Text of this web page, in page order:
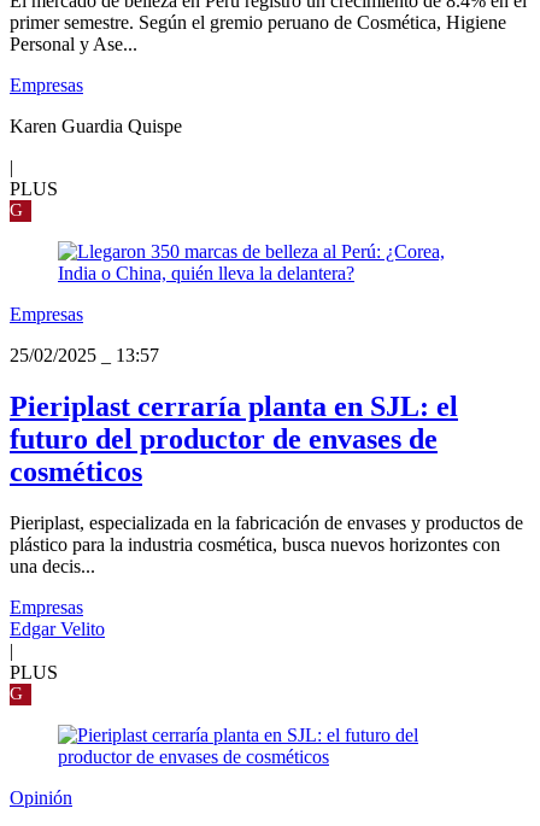
primer semestre. Según el gremio peruano de Cosmética, Higiene
Personal y Ase...
Empresas
Karen Guardia Quispe
|
PLUS
G
Empresas
25/02/2025
13:57
Pieriplast cerraría planta en SJL: el
futuro del productor de envases de
cosméticos
Pieriplast, especializada en la fabricación de envases y productos de
plástico para la industria cosmética, busca nuevos horizontes con
una decis...
Empresas
Edgar Velito
|
PLUS
G
Opinión